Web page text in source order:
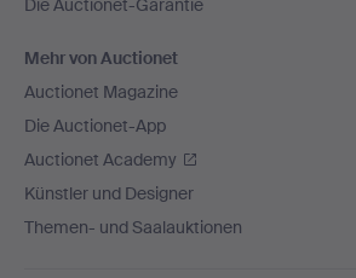
Die Auctionet-Garantie
Mehr von Auctionet
Auctionet Magazine
Die Auctionet-App
Auctionet Academy
Künstler und Designer
Themen- und Saalauktionen